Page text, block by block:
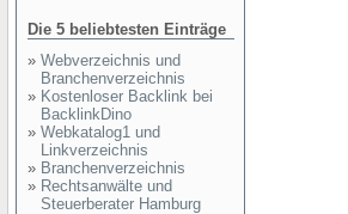
Die 5 beliebtesten Einträge
» Webverzeichnis und
Branchenverzeichnis
» Kostenloser Backlink bei
BacklinkDino
» Webkatalog1 und
Linkverzeichnis
» Branchenverzeichnis
» Rechtsanwälte und
Steuerberater Hamburg